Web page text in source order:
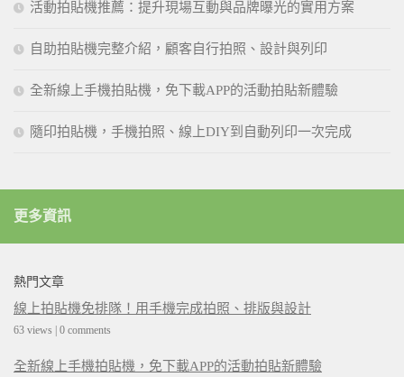
活動拍貼機推薦：提升現場互動與品牌曝光的實用方案
自助拍貼機完整介紹，顧客自行拍照、設計與列印
全新線上手機拍貼機，免下載APP的活動拍貼新體驗
隨印拍貼機，手機拍照、線上DIY到自動列印一次完成
更多資訊
熱門文章
線上拍貼機免排隊！用手機完成拍照、排版與設計
63 views | 0 comments
全新線上手機拍貼機，免下載APP的活動拍貼新體驗